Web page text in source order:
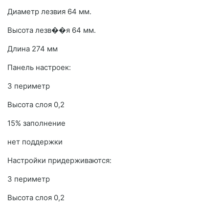
Диаметр лезвия 64 мм.
Высота лезв��я 64 мм.
Длина 274 мм
Панель настроек:
3 периметр
Высота слоя 0,2
15% заполнение
нет поддержки
Настройки придерживаются:
3 периметр
Высота слоя 0,2